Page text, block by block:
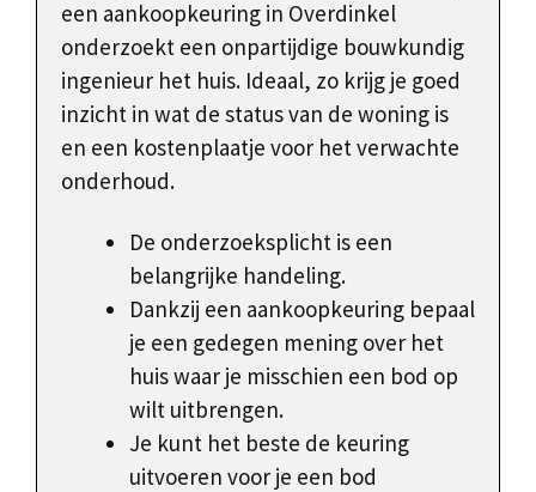
een aankoopkeuring in Overdinkel
onderzoekt een onpartijdige bouwkundig
ingenieur het huis. Ideaal, zo krijg je goed
inzicht in wat de status van de woning is
en een kostenplaatje voor het verwachte
onderhoud.
De onderzoeksplicht is een
belangrijke handeling.
Dankzij een aankoopkeuring bepaal
je een gedegen mening over het
huis waar je misschien een bod op
wilt uitbrengen.
Je kunt het beste de keuring
uitvoeren voor je een bod